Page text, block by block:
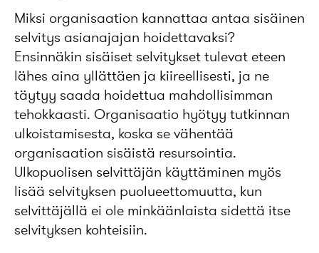
Miksi organisaation kannattaa antaa sisäinen
selvitys asianajajan hoidettavaksi?
Ensinnäkin sisäiset selvitykset tulevat eteen
lähes aina yllättäen ja kiireellisesti, ja ne
täytyy saada hoidettua mahdollisimman
tehokkaasti. Organisaatio hyötyy tutkinnan
ulkoistamisesta, koska se vähentää
organisaation sisäistä resursointia.
Ulkopuolisen selvittäjän käyttäminen myös
lisää selvityksen puolueettomuutta, kun
selvittäjällä ei ole minkäänlaista sidettä itse
selvityksen kohteisiin.